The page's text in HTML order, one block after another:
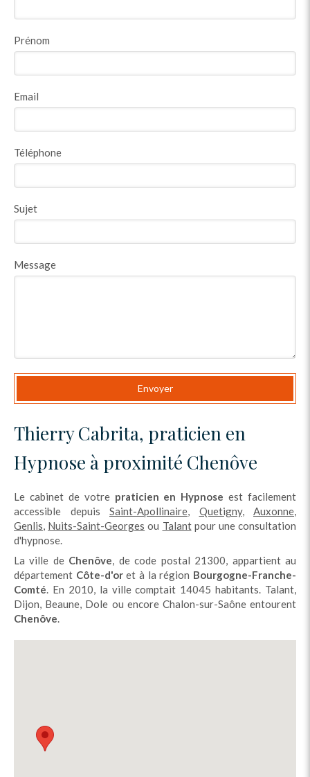
Prénom
Email
Téléphone
Sujet
Message
Envoyer
Thierry Cabrita, praticien en
Hypnose à proximité Chenôve
Le cabinet de votre praticien en Hypnose est facilement
accessible depuis Saint-Apollinaire, Quetigny, Auxonne,
Genlis, Nuits-Saint-Georges ou Talantpour une consultation
d'hypnose.
La ville de Chenôve, de code postal 21300, appartient au
département Côte-d'oret à la région Bourgogne-Franche-
Comté. En 2010, la ville comptait 14045 habitants. Talant,
Dijon, Beaune, Dole ou encore Chalon-sur-Saône entourent
Chenôve.